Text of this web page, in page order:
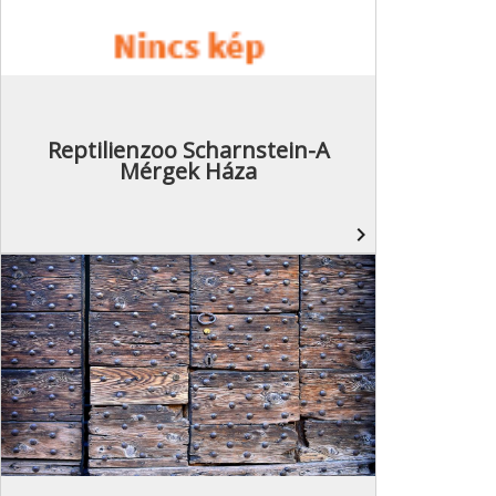
Reptilienzoo Scharnstein-A
Mérgek Háza
navigate_next